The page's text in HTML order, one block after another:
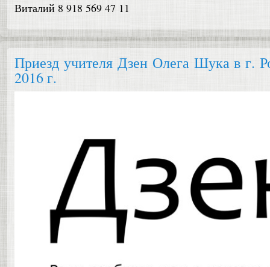
Виталий 8 918 569 47 11
Приезд учителя Дзен Олега Шука в г.
2016 г.